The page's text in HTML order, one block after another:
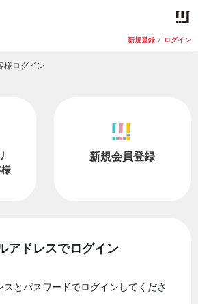
新規登録 / ログイン
様ログイン
新規会員登録
アドレスでログイン
スとパスワードでログインしてくださ